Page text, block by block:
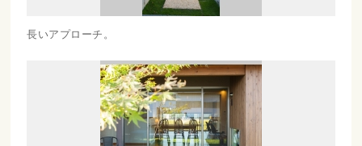
長いアプローチ。